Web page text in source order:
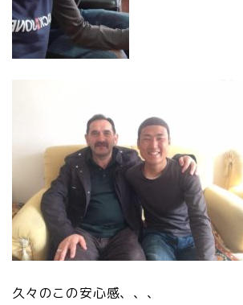
久々のこの安心感、、、